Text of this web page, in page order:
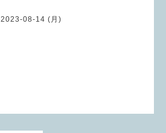
2023-08-14 (月)